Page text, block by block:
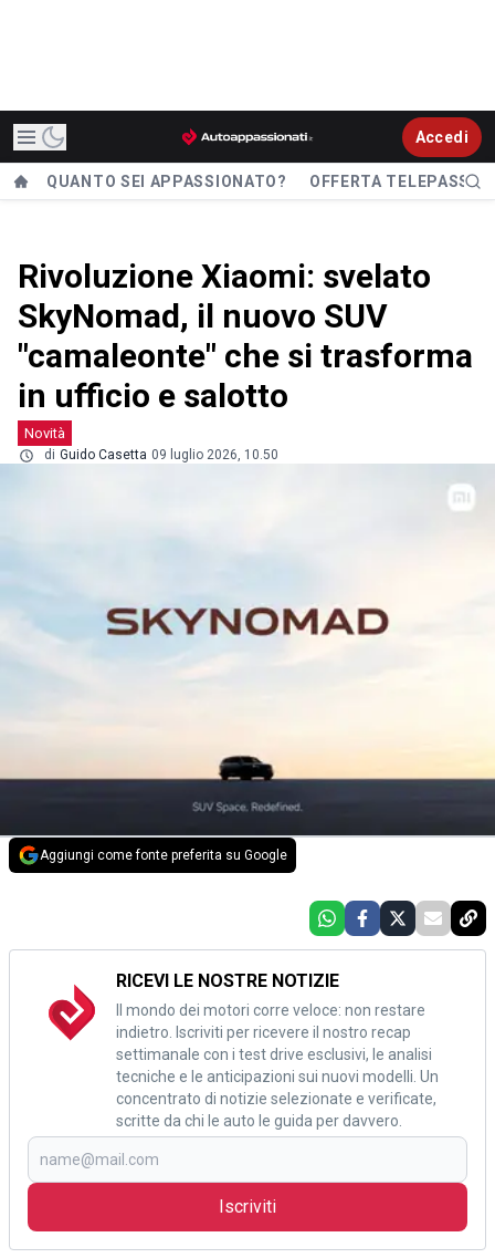
Accedi
QUANTO SEI APPASSIONATO? OFFERTA TELEPASS
Rivoluzione Xiaomi: svelato
SkyNomad, il nuovo SUV
"camaleonte" che si trasforma
in ufficio e salotto
Novità
di Guido Casetta 09 luglio 2026, 10.50
Aggiungi come fonte preferita su Google
RICEVI LE NOSTRE NOTIZIE
Il mondo dei motori corre veloce: non restare
indietro. Iscriviti per ricevere il nostro recap
settimanale con i test drive esclusivi, le analisi
tecniche e le anticipazioni sui nuovi modelli. Un
concentrato di notizie selezionate e verificate,
scritte da chi le auto le guida per davvero.
Iscriviti